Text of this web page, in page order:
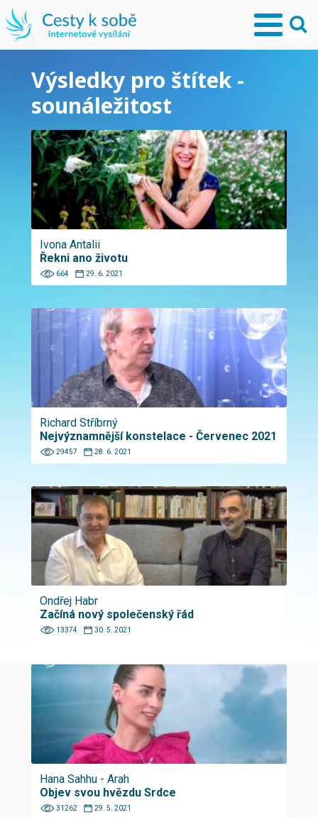
Výsledky pro štítek -
sounáležitost
Ivona Antalii
Řekni ano životu
664 29. 6. 2021
Richard Stříbrný
Nejvýznamnější konstelace - Červenec 2021
29457 28. 6. 2021
Ondřej Habr
Začíná nový společenský řád
13374 30. 5. 2021
Hana Sahhu - Arah
Objev svou hvězdu Srdce
31262 29. 5. 2021